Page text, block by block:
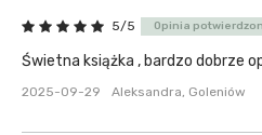
5/5 Opinia
Świetna książka , bardzo dobrze
2025-09-29 Aleksandra, Goleniów